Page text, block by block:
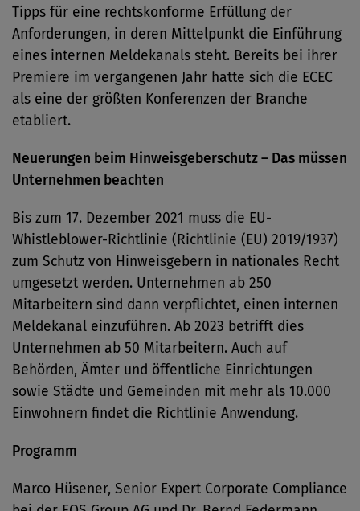
Tipps für eine rechtskonforme Erfüllung der
Anforderungen, in deren Mittelpunkt die Einführung
eines internen Meldekanals steht. Bereits bei ihrer
Premiere im vergangenen Jahr hatte sich die ECEC
als eine der größten Konferenzen der Branche
etabliert.
Neuerungen beim Hinweisgeberschutz – Das müssen
Unternehmen beachten
Bis zum 17. Dezember 2021 muss die EU-
Whistleblower-Richtlinie (Richtlinie (EU) 2019/1937)
zum Schutz von Hinweisgebern in nationales Recht
umgesetzt werden. Unternehmen ab 250
Mitarbeitern sind dann verpflichtet, einen internen
Meldekanal einzuführen. Ab 2023 betrifft dies
Unternehmen ab 50 Mitarbeitern. Auch auf
Behörden, Ämter und öffentliche Einrichtungen
sowie Städte und Gemeinden mit mehr als 10.000
Einwohnern findet die Richtlinie Anwendung.
Programm
Marco Hüsener, Senior Expert Corporate Compliance